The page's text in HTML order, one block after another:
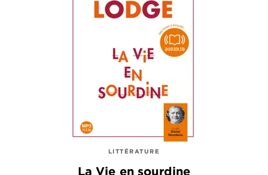
LITTÉRATURE
La Vie en sourdine